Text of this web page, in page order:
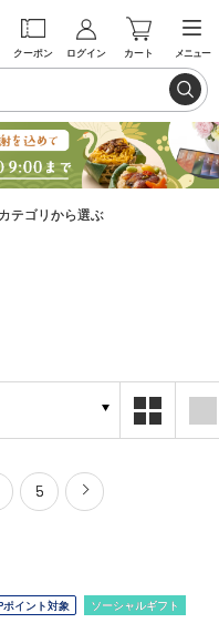
クーポン ログイン カート メニュー
カテゴリから選ぶ
5
ポイント対象 ソーシャルギフト